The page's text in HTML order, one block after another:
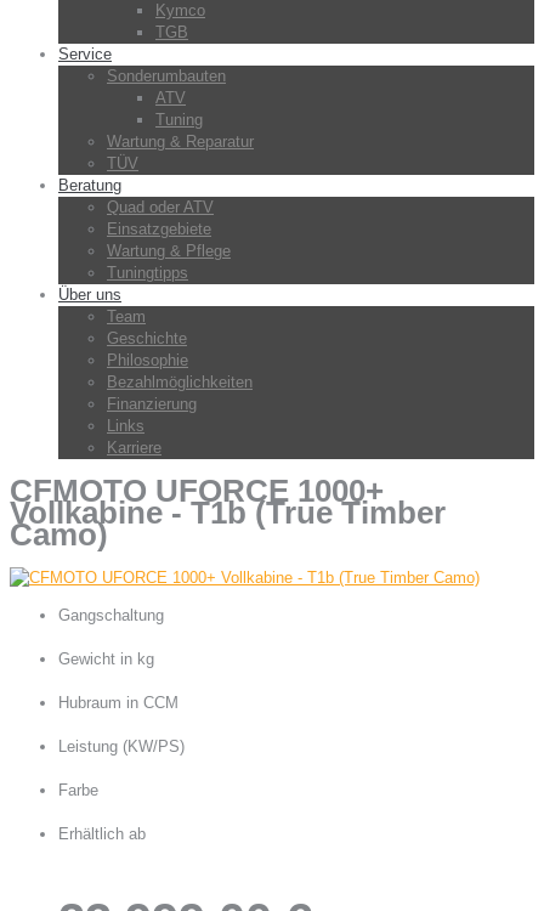
Kymco
TGB
Service
Sonderumbauten
ATV
Tuning
Wartung & Reparatur
TÜV
Beratung
Quad oder ATV
Einsatzgebiete
Wartung & Pflege
Tuningtipps
Über uns
Team
Geschichte
Philosophie
Bezahlmöglichkeiten
Finanzierung
Links
Karriere
CFMOTO UFORCE 1000+
Vollkabine - T1b (True Timber
Camo)
Gangschaltung
Automatik CVT ( H / L / N / P / R )
Gewicht in kg
765
Hubraum in CCM
963
Leistung (KW/PS)
58 / 79
Farbe
True Timber Camo
Erhältlich ab